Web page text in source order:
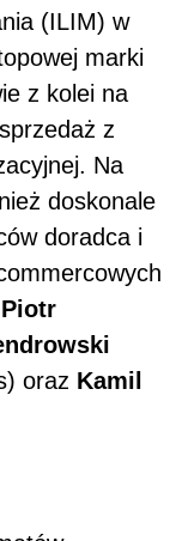
(ILIM) w
marki
z kolei na
z
Na
doskonale
doradca i
Piotr
oraz Kamil